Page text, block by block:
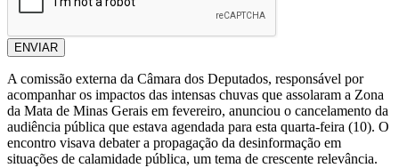
ENVIAR
A comissão externa da Câmara dos Deputados, responsável por
acompanhar os impactos das intensas chuvas que assolaram a Zona
da Mata de Minas Gerais em fevereiro, anunciou o cancelamento da
audiência pública que estava agendada para esta quarta-feira (10). O
encontro visava debater a propagação da desinformação em
situações de calamidade pública, um tema de crescente relevância.